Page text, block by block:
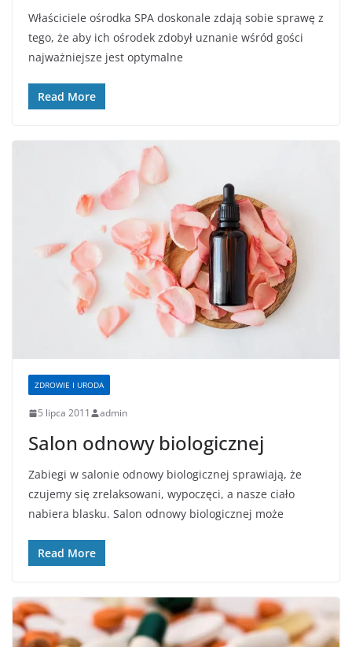
Właściciele ośrodka SPA doskonale zdają sobie sprawę z
tego, że aby ich ośrodek zdobył uznanie wśród gości
najważniejsze jest optymalne
Read More
ZDROWIE I URODA
5 lipca 2011 admin
Salon odnowy biologicznej
Zabiegi w salonie odnowy biologicznej sprawiają, że
czujemy się zrelaksowani, wypoczęci, a nasze ciało
nabiera blasku. Salon odnowy biologicznej może
Read More